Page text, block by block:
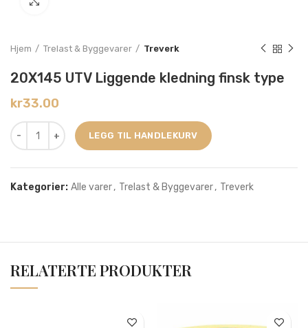
Hjem Trelast & Byggevarer Treverk
20X145 UTV Liggende kledning finsk type
kr33.00
LEGG TIL HANDLEKURV
Kategorier: Alle varer, Trelast & Byggevarer, Treverk
RELATERTE PRODUKTER